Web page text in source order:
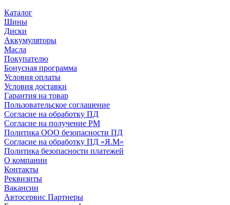
Каталог
Шины
Диски
Аккумуляторы
Масла
Покупателю
Бонусная программа
Условия оплаты
Условия доставки
Гарантия на товар
Пользовательское соглашение
Согласие на обработку ПД
Согласие на получение РМ
Политика ООО безопасности ПД
Согласие на обработку ПД «Я.М»
Политика безопасности платежей
О компании
Контакты
Реквизиты
Вакансии
Автосервис Партнеры